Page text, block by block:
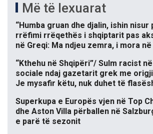
Më të lexuarat
“Humba gruan dhe djalin, ishin nisur
rrëfimi rrëqethës i shqiptarit pas
në Greqi: Ma ndjeu zemra, i mora
“Kthehu në Shqipëri”/ Sulm racist
sociale ndaj gazetarit grek me
Je mysafir këtu, nuk duhet të
Superkupa e Europës vjen në Top
dhe Aston Villa përballen në
e parë të sezonit